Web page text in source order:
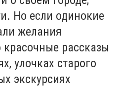
Но если одинокие
желания
красочные рассказы
улочках старого
экскурсиях